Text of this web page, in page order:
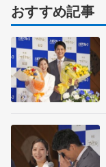
おすすめ記事